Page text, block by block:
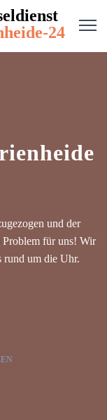
24
und der
Problem für uns! Wir
rund um die Uhr.